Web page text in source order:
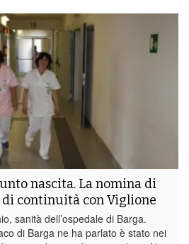
nascita. La nomina di
continuità con Viglione
sanità dell’ospedale di Barga.
di Barga ne ha parlato è stato nei